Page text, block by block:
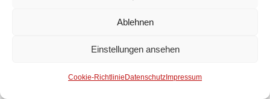
Ablehnen
Einstellungen ansehen
Cookie-Richtlinie Datenschutz Impressum
BAB 1 Fahrtrichtung Hamburg,
Feuerwehr Brinkum, Feuerwehr
Rettungsdienst